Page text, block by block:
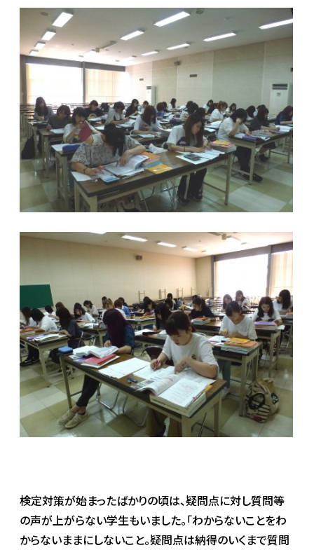
検定対策が始まったばかりの頃は、疑問点に対し質問等
の声が上がらない学生もいました。「わからないことをわ
からないままにしないこと。疑問点は納得のいくまで質問